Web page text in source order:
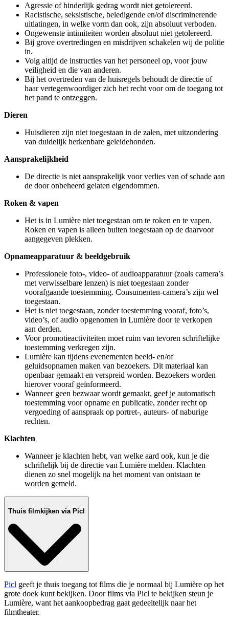
Agressie of hinderlijk gedrag wordt niet getolereerd.
Racistische, seksistische, beledigende en/of discriminerende
uitlatingen, in welke vorm dan ook, zijn absoluut verboden.
Ongewenste intimiteiten worden absoluut niet getolereerd.
Bij grove overtredingen en misdrijven schakelen wij de politie
in.
Volg altijd de instructies van het personeel op, voor jouw
veiligheid en die van anderen.
Bij het overtreden van de huisregels behoudt de directie of
haar vertegenwoordiger zich het recht voor om de toegang tot
het pand te ontzeggen.
Dieren
Huisdieren zijn niet toegestaan in de zalen, met uitzondering
van duidelijk herkenbare geleidehonden.
Aansprakelijkheid
De directie is niet aansprakelijk voor verlies van of schade aan
de door onbeheerd gelaten eigendommen.
Roken & vapen
Het is in Lumière niet toegestaan om te roken en te vapen.
Roken en vapen is alleen buiten toegestaan op de daarvoor
aangegeven plekken.
Opnameapparatuur & beeldgebruik
Professionele foto-, video- of audioapparatuur (zoals camera’s
met verwisselbare lenzen) is niet toegestaan zonder
voorafgaande toestemming. Consumenten-camera’s zijn wel
toegestaan.
Het is niet toegestaan, zonder toestemming vooraf, foto’s,
video’s, of audio opgenomen in Lumière door te verkopen
aan derden.
Voor promotieactiviteiten moet ruim van tevoren schriftelijke
toestemming verkregen zijn.
Lumière kan tijdens evenementen beeld- en/of
geluidsopnamen maken van bezoekers. Dit materiaal kan
openbaar gemaakt en verspreid worden. Bezoekers worden
hierover vooraf geïnformeerd.
Wanneer geen bezwaar wordt gemaakt, geef je automatisch
toestemming voor opname en publicatie, zonder recht op
vergoeding of aanspraak op portret-, auteurs- of naburige
rechten.
Klachten
Wanneer je klachten hebt, van welke aard ook, kun je die
schriftelijk bij de directie van Lumière melden. Klachten
dienen zo snel mogelijk na het moment van ontstaan te
worden gemeld.
Thuis filmkijken via Picl
Picl geeft je thuis toegang tot films die je normaal bij Lumière op het
grote doek kunt bekijken. Door films via Picl te bekijken steun je
Lumière, want het aankoopbedrag gaat gedeeltelijk naar het
filmtheater.